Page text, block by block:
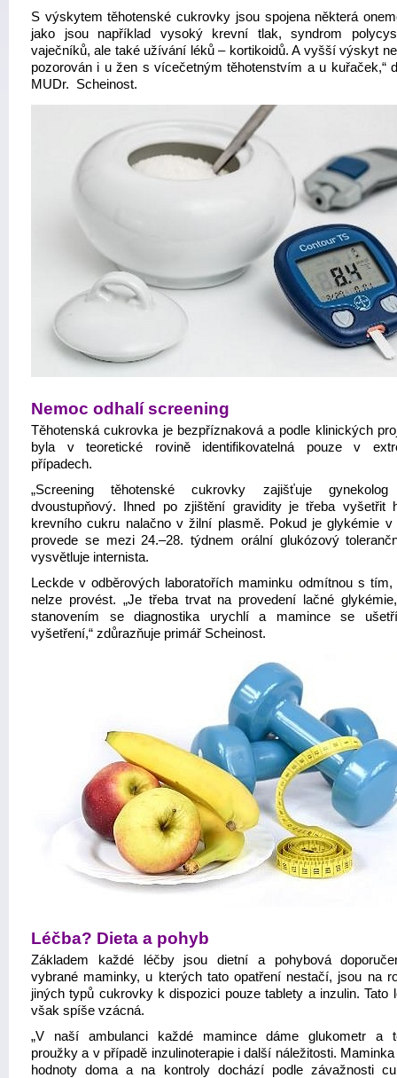
S výskytem těhotenské cukrovky jsou spojena některá
jako jsou například vysoký krevní tlak, syndrom
vaječníků, ale také užívání léků – kortikoidů. A vyšší výskyt
pozorován i u žen s vícečetným těhotenstvím a u kuřaček,“
MUDr. Scheinost.
Nemoc odhalí screening
Těhotenská cukrovka je bezpříznaková a podle klinických
byla v teoretické rovině identifikovatelná pouze v
případech.
„Screening těhotenské cukrovky zajišťuje
dvoustupňový. Ihned po zjištění gravidity je třeba vyšetřit
krevního cukru nalačno v žilní plasmě. Pokud je glykémie v
provede se mezi 24.–28. týdnem orální glukózový
vysvětluje internista.
Leckde v odběrových laboratořích maminku odmítnou s
nelze provést. „Je třeba trvat na provedení lačné
stanovením se diagnostika urychlí a mamince se
vyšetření,“ zdůrazňuje primář Scheinost.
Léčba? Dieta a pohyb
Základem každé léčby jsou dietní a pohybová
vybrané maminky, u kterých tato opatření nestačí, jsou na
jiných typů cukrovky k dispozici pouze tablety a inzulin. Tato
však spíše vzácná.
„V naší ambulanci každé mamince dáme glukometr a
proužky a v případě inzulinoterapie i další náležitosti.
hodnoty doma a na kontroly dochází podle závažnosti